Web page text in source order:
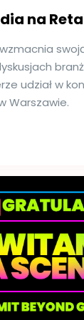
na
udział w
Warszawie.